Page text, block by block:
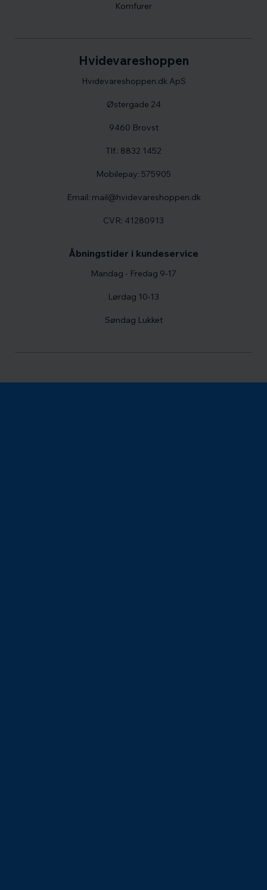
Hvidevareshoppen
Hvidevareshoppen.dk ApS
Østergade 24
9460 Brovst
Tlf.: 8832 1452
Mobilepay: 575905
Email: mail@hvidevareshoppen.dk
CVR: 41280913
Åbningstider i kundeservice
Mandag - Fredag 9-17
Lørdag 10-13
Søndag Lukket
Komfurer